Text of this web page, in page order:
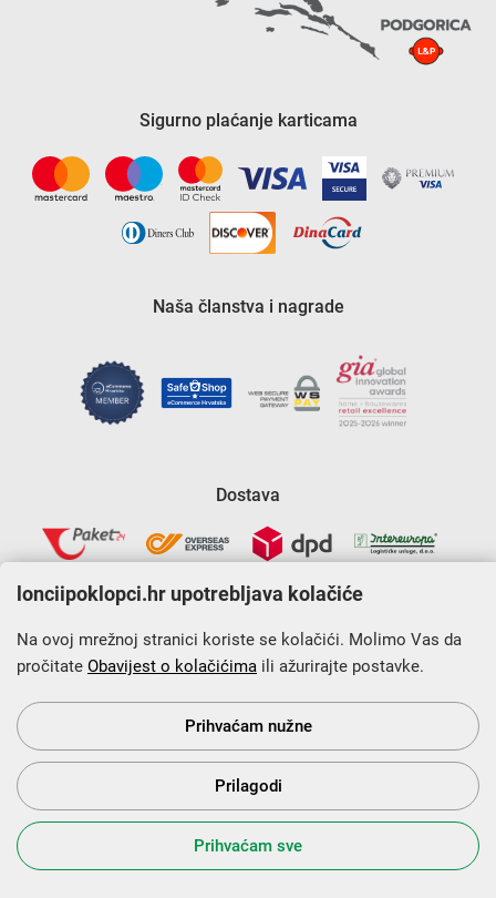
Sigurno plaćanje karticama
Naša članstva i nagrade
Dostava
Krajnji primatelj financijskog instrumenta sufinanciranog iz
Europskog fonda za regionalni razvoj u sklopu Operativnog
programa „Konkurentnost i kohezija”.
s Vama od 2014. godine!
lonciipoklopci.hr upotrebljava kolačiće
Na ovoj mrežnoj stranici koriste se kolačići. Molimo Vas da
pročitate Obavijest o kolačićima ili ažurirajte postavke.
Prihvaćam nužne
Prilagodi
Prihvaćam sve